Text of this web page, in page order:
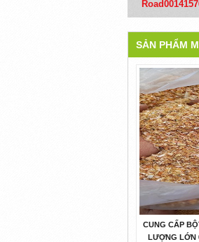
SẢN PHẨM
CUNG CẤP
LƯỢNG LỚN